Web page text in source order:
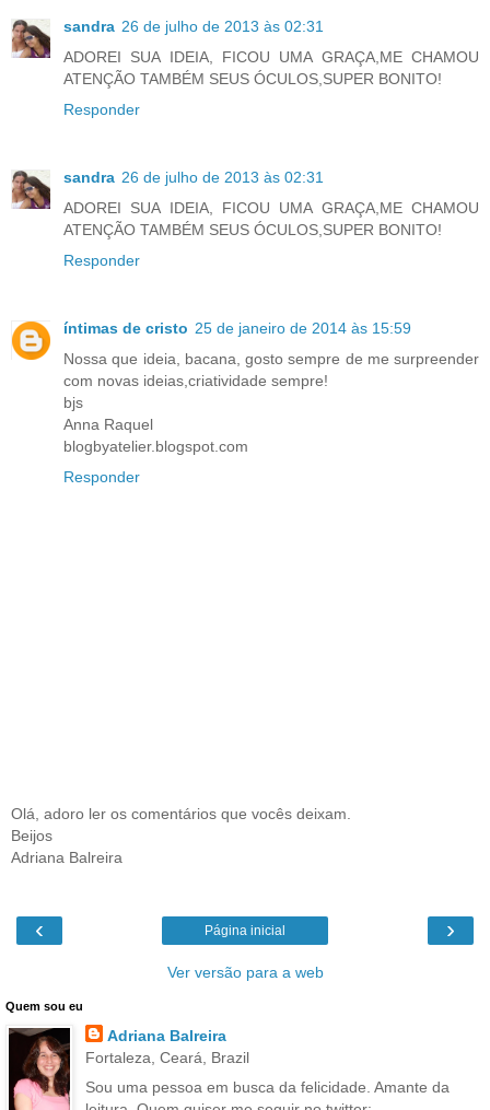
sandra 26 de julho de 2013 às 02:31
ADOREI SUA IDEIA, FICOU UMA GRAÇA,ME CHAMOU
ATENÇÃO TAMBÉM SEUS ÓCULOS,SUPER BONITO!
Responder
sandra 26 de julho de 2013 às 02:31
ADOREI SUA IDEIA, FICOU UMA GRAÇA,ME CHAMOU
ATENÇÃO TAMBÉM SEUS ÓCULOS,SUPER BONITO!
Responder
íntimas de cristo 25 de janeiro de 2014 às 15:59
Nossa que ideia, bacana, gosto sempre de me surpreender
com novas ideias,criatividade sempre!
bjs
Anna Raquel
blogbyatelier.blogspot.com
Responder
Olá, adoro ler os comentários que vocês deixam.
Beijos
Adriana Balreira
‹ ›
Página inicial
Ver versão para a web
Quem sou eu
Adriana Balreira
Fortaleza, Ceará, Brazil
Sou uma pessoa em busca da felicidade. Amante da